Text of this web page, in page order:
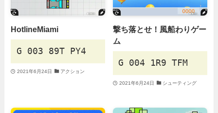
HotlineMiami
G 003 89T PY4
2021年6月24日 アクション
撃ち落とせ！風船わりゲー
ム
G 004 1R9 TFM
2021年6月24日 シューティング